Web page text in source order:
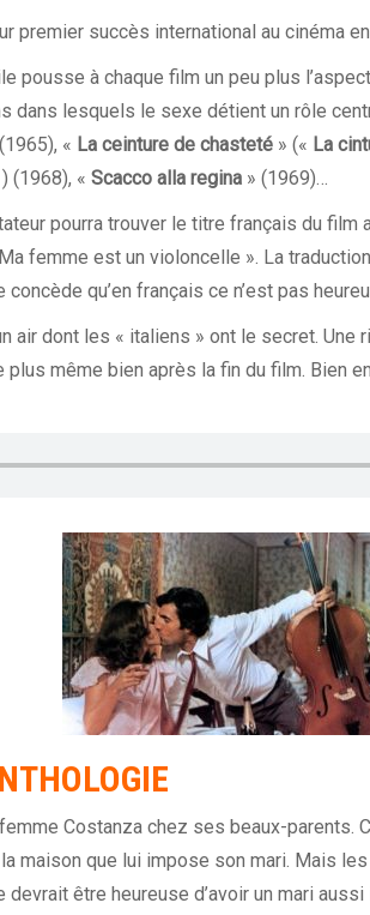
premier succès international au cinéma
pousse à chaque film un peu plus
dans lesquels le sexe détient un rôle
« La ceinture de chasteté » (« La
) (1968), « Scacco alla regina » (1969)…
pourra trouver le titre français du film
femme est un violoncelle ». La
qu’en français ce n’est pas
air dont les « italiens » ont le secret.
même bien après la fin du film. Bien
Costanza chez ses beaux-parents.
maison que lui impose son mari. Mais
devrait être heureuse d’avoir un mari aussi